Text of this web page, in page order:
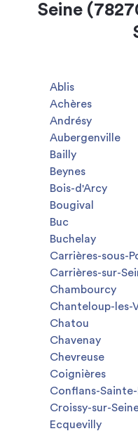
Seine
Ablis
Achères
Andrésy
Aubergenville
Bailly
Beynes
Bois-d'Arcy
Bougival
Buc
Buchelay
Carrières-sous-
Carrières-sur-
Chambourcy
Chanteloup-les-
Chatou
Chavenay
Chevreuse
Coignières
Conflans-
Croissy-sur-
Ecquevilly